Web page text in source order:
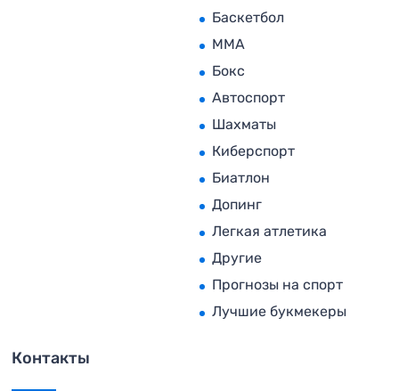
Баскетбол
MMA
Бокс
Автоспорт
Шахматы
Киберспорт
Биатлон
Допинг
Легкая атлетика
Другие
Прогнозы на спорт
Лучшие букмекеры
Контакты